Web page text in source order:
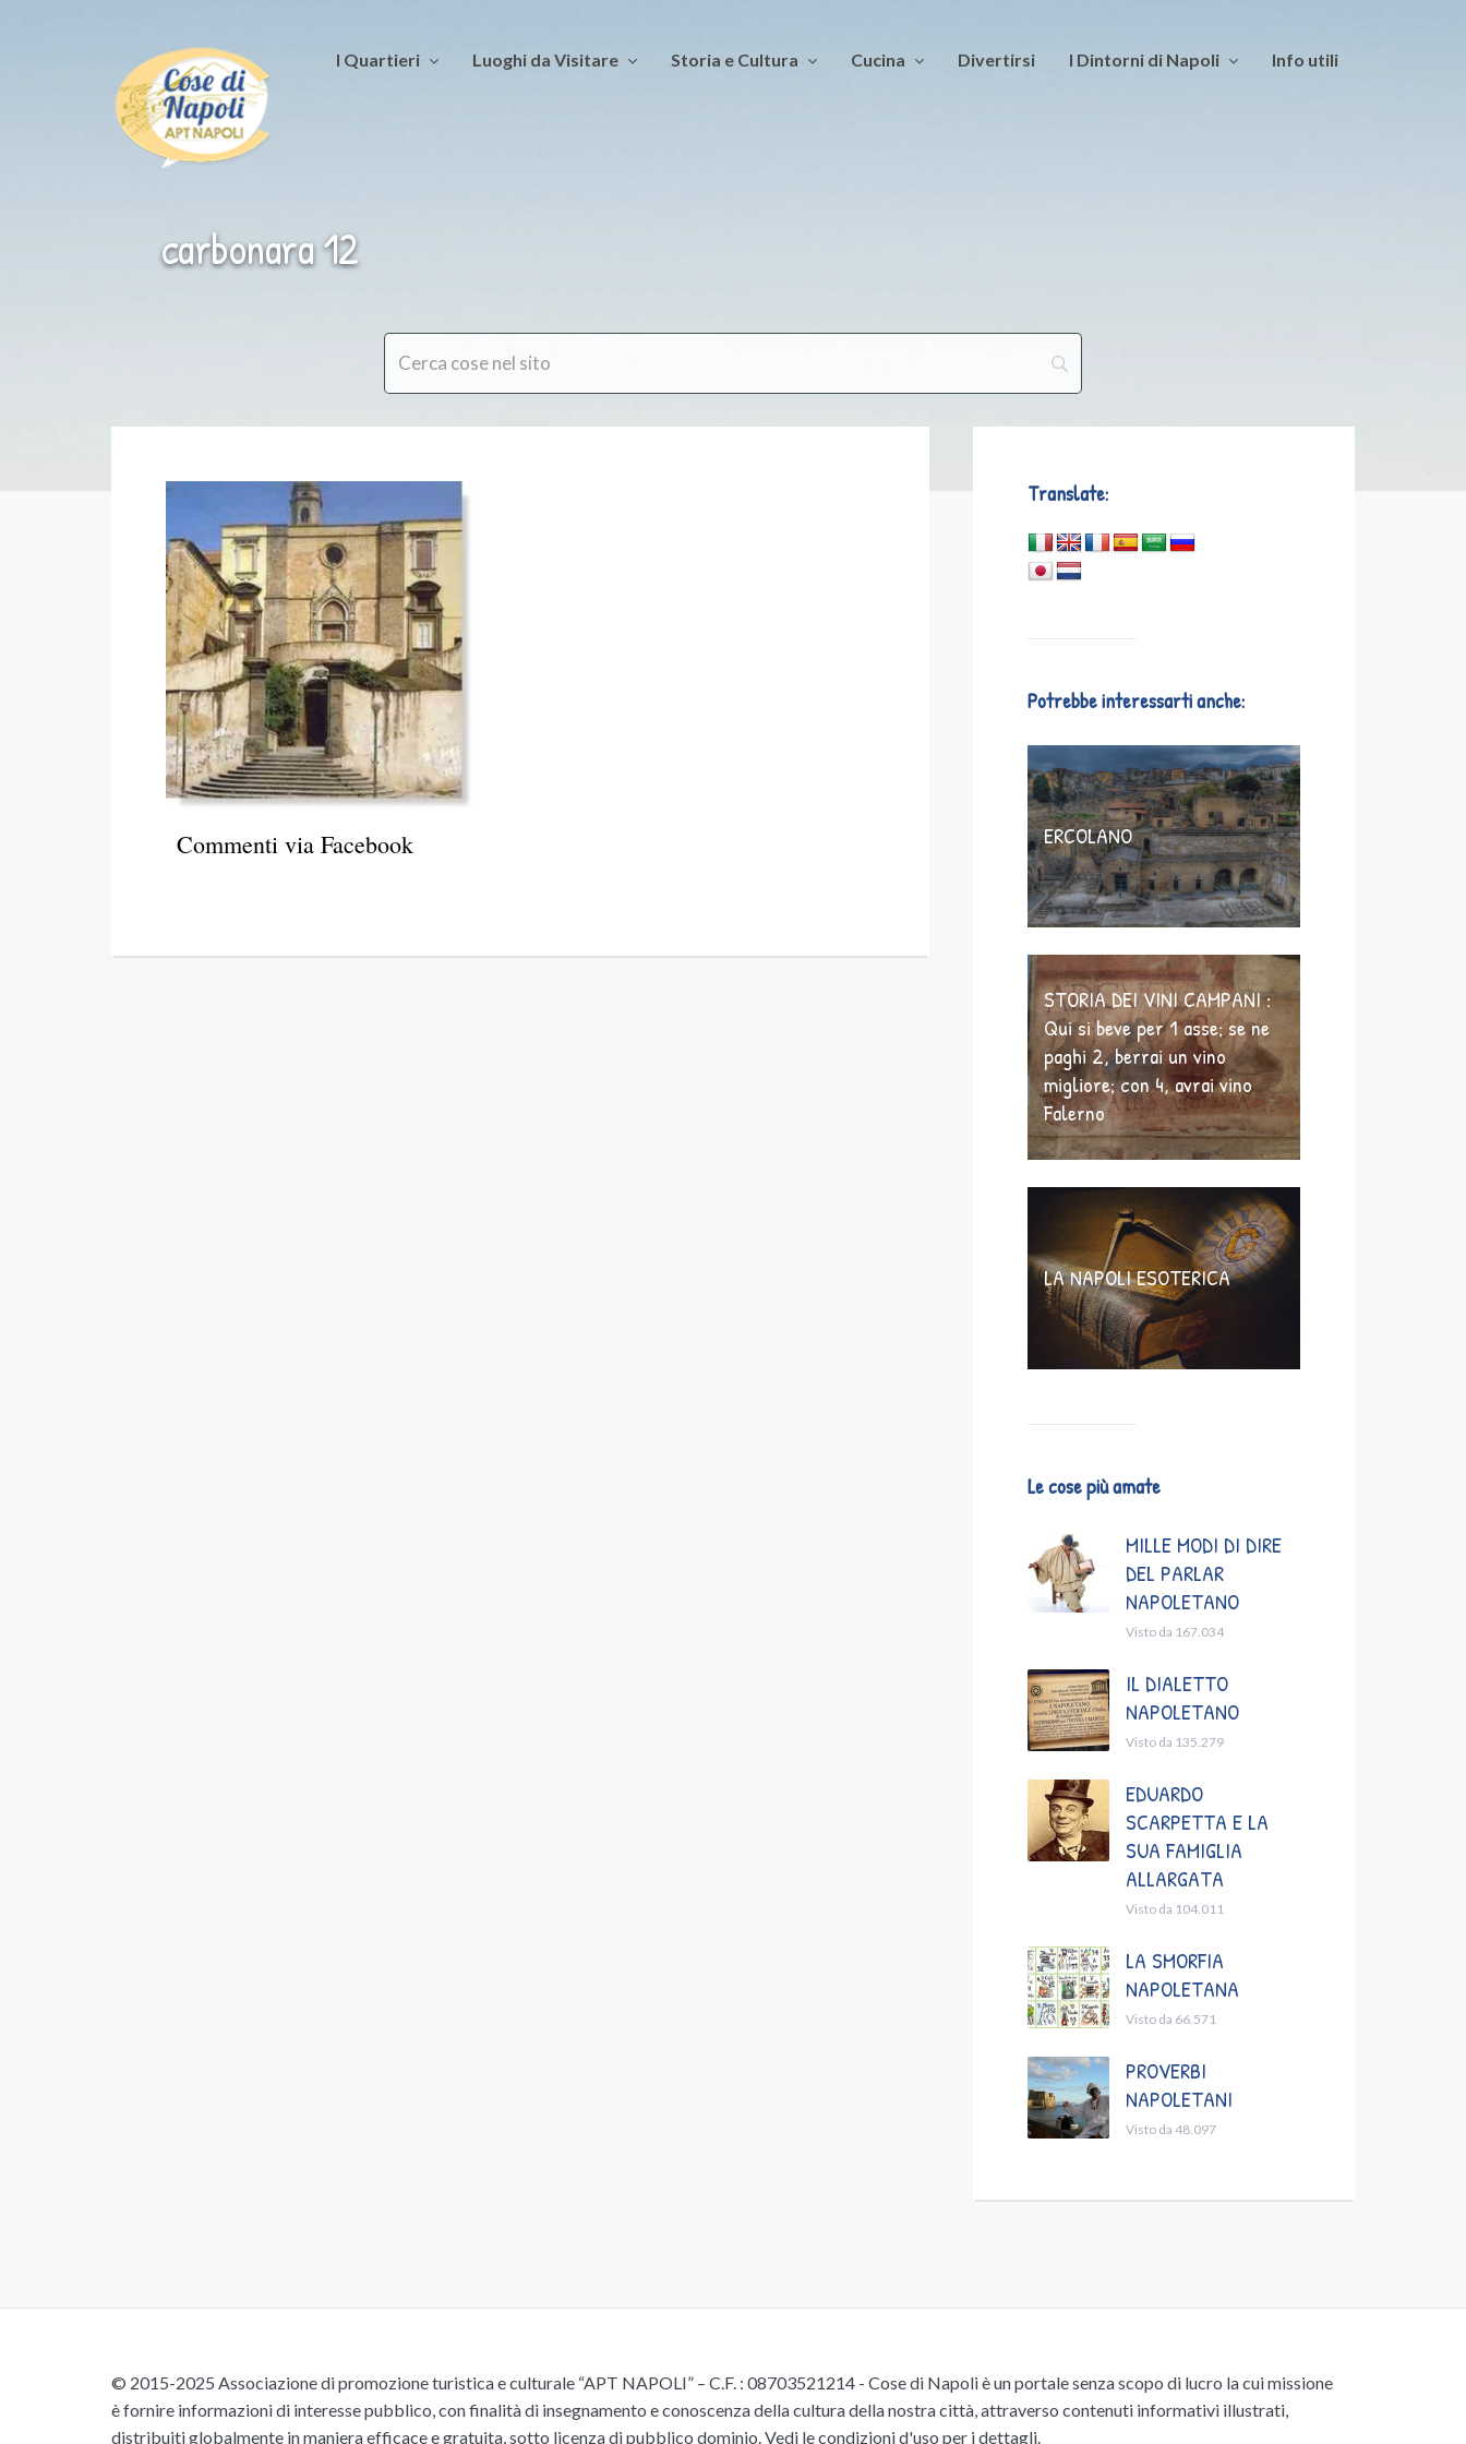
I Quartieri Luoghi da Visitare Storia e Cultura Cucina Divertirsi I Dintorni di Napoli Info utili
carbonara 12
Commenti via Facebook
Translate:
Potrebbe interessarti anche:
ERCOLANO
STORIA DEI VINI CAMPANI :
Qui si beve per 1 asse; se ne
paghi 2, berrai un vino
migliore; con 4, avrai vino
Falerno
LA NAPOLI ESOTERICA
Le cose più amate
MILLE MODI DI DIRE
DEL PARLAR
NAPOLETANO
Visto da 167.034
IL DIALETTO
NAPOLETANO
Visto da 135.279
EDUARDO
SCARPETTA E LA
SUA FAMIGLIA
ALLARGATA
Visto da 104.011
LA SMORFIA
NAPOLETANA
Visto da 66.571
PROVERBI
NAPOLETANI
Visto da 48.097
© 2015-2025 Associazione di promozione turistica e culturale “APT NAPOLI” – C.F. : 08703521214 - Cose di Napoli è un portale senza scopo di lucro la cui missione
è fornire informazioni di interesse pubblico, con finalità di insegnamento e conoscenza della cultura della nostra città, attraverso contenuti informativi illustrati,
distribuiti globalmente in maniera efficace e gratuita, sotto licenza di pubblico dominio.Vedi le condizioni d'uso per i dettagli.